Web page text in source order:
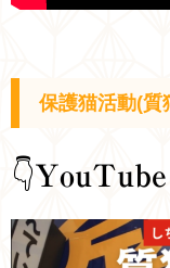
保護猫活動(質
👇YouTube